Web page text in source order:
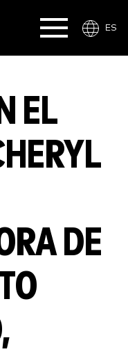
ES
EL
DE